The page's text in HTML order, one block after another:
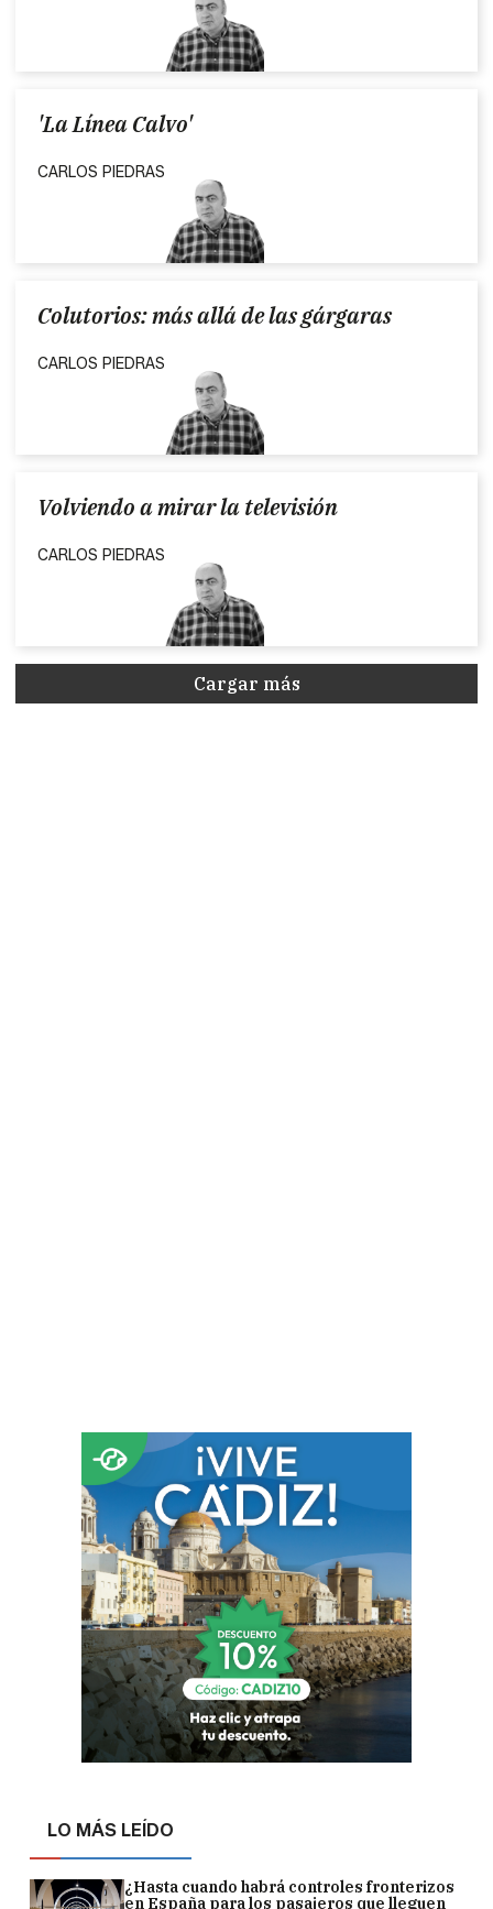
'La Línea Calvo'
CARLOS PIEDRAS
Colutorios: más allá de las gárgaras
CARLOS PIEDRAS
Volviendo a mirar la televisión
CARLOS PIEDRAS
Cargar más
LO MÁS LEÍDO
¿Hasta cuando habrá controles fronterizos
en España para los pasajeros que lleguen